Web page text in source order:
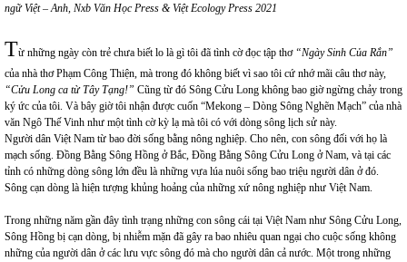
ngữ Việt – Anh, Nxb Văn Học Press & Việt Ecology Press 2021
Từ những ngày còn trẻ chưa biết lo là gì tôi đã tình cờ đọc tập thơ “Ngày Sinh Của Rắn”
của nhà thơ Phạm Công Thiện, mà trong đó không biết vì sao tôi cứ nhớ mãi câu thơ này,
“Cửu Long ca từ Tây Tạng!” Cũng từ đó Sông Cửu Long không bao giờ ngừng chảy trong
ký ức của tôi. Và bây giờ tôi nhận được cuốn “Mekong – Dòng Sông Nghẽn Mạch” của nhà
văn Ngô Thế Vinh như một tình cờ kỳ lạ mà tôi có với dòng sông lịch sử này.
Người dân Việt Nam từ bao đời sống bằng nông nghiệp. Cho nên, con sông đối với họ là
mạch sống. Đồng Bằng Sông Hồng ở Bắc, Đồng Bằng Sông Cửu Long ở Nam, và tại các
tỉnh có những dòng sông lớn đều là những vựa lúa nuôi sống bao triệu người dân ở đó.
Sông cạn dòng là hiện tượng khủng hoảng của những xứ nông nghiệp như Việt Nam.
Trong những năm gần đây tình trạng những con sông cái tại Việt Nam như Sông Cửu Long,
Sông Hồng bị cạn dòng, bị nhiễm mặn đã gây ra bao nhiêu quan ngại cho cuộc sống không
những của người dân ở các lưu vực sông đó mà cho người dân cả nước. Một trong những